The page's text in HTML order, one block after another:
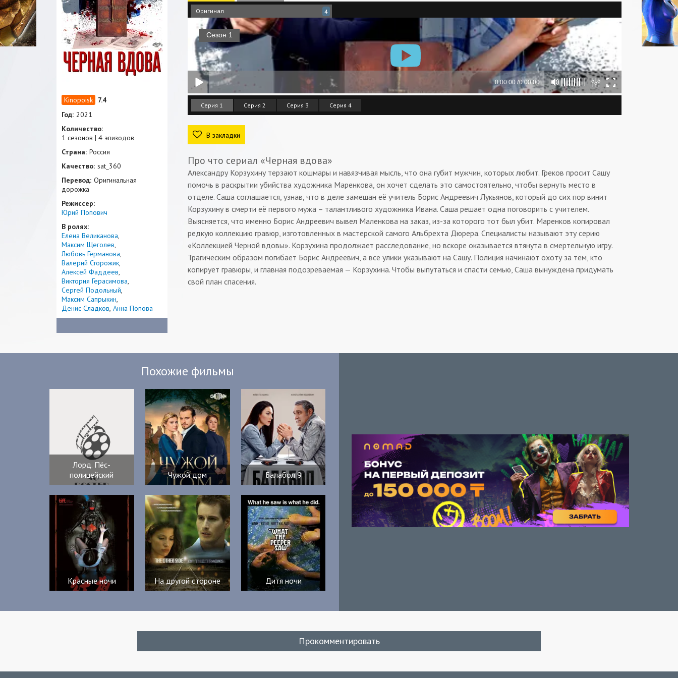
Оригинал 4
Серия 1 Серия 2 Серия 3 Серия 4
В закладки
Про что сериал «Черная вдова»
Александру Корзухину терзают кошмары и навязчивая мысль, что она губит мужчин, которых любит. Греков просит Сашу
помочь в раскрытии убийства художника Маренкова, он хочет сделать это самостоятельно, чтобы вернуть место в
отделе. Саша соглашается, узнав, что в деле замешан её учитель Борис Андреевич Лукьянов, который до сих пор винит
Корзухину в смерти её первого мужа – талантливого художника Ивана. Саша решает одна поговорить с учителем.
Выясняется, что именно Борис Андреевич вывел Маленкова на заказ, из-за которого тот был убит. Маренков копировал
редкую коллекцию гравюр, изготовленных в мастерской самого Альбрехта Дюрера. Специалисты называют эту серию
«Коллекцией Черной вдовы». Корзухина продолжает расследование, но вскоре оказывается втянута в смертельную игру.
Трагическим образом погибает Борис Андреевич, а все улики указывают на Сашу. Полиция начинают охоту за тем, кто
копирует гравюры, и главная подозреваемая — Корзухина. Чтобы выпутаться и спасти семью, Саша вынуждена придумать
свой план спасения.
7.4
Год: 2021
Количество:
1 сезонов | 4 эпизодов
Страна: Россия
Качество: sat_360
Перевод: Оригинальная
дорожка
Режиссер:
Юрий Попович
В ролях:
Елена Великанова
Максим Щеголев
Любовь Германова
Валерий Сторожик
Алексей Фаддеев
Виктория Герасимова
Сергей Подольный
Максим Сапрыкин
Денис Сладков Анна Попова
Похожие фильмы
Лорд. Пёс-
полицейский
Чужой дом Балабол 9
Красные ночи На другой стороне Дитя ночи
Прокомментировать